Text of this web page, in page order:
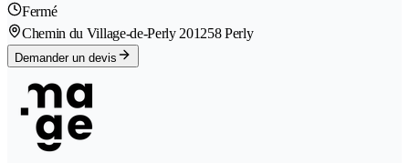
Fermé
Chemin du Village-de-Perly 201258 Perly
Demander un devis